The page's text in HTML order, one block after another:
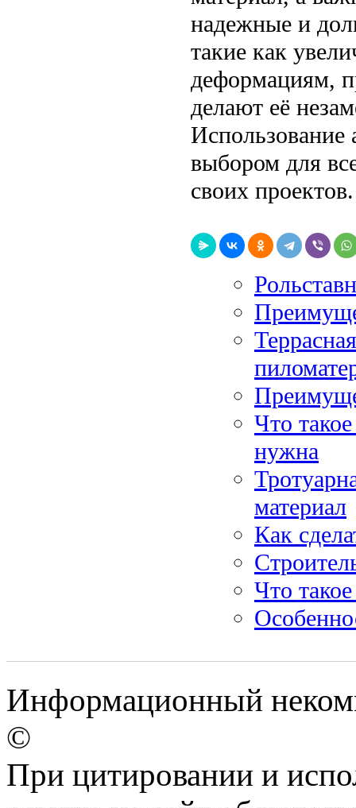
надежные и
такие как
деформациям,
делают её
Использование
выбором для
своих проектов.
Что
нужна
материал
Как
Что
Информационный
©
При цитировании и